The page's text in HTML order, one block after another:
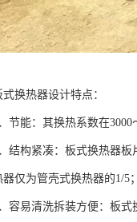
式换热器设计特点：
节能：其换热系数在3000
结构紧凑：板式换热器
器仅为管壳式换热器的1/5；
容易清洗拆装方便：板